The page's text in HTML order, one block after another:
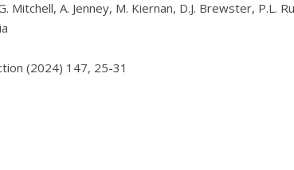
Mitchell, A. Jenney, M. Kiernan, D.J. Brewster, P.L.
(2024) 147, 25-31